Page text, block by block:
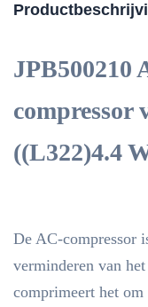
JPB500210
compressor
((L322)4.4
De AC-compressor
verminderen van
comprimeert het